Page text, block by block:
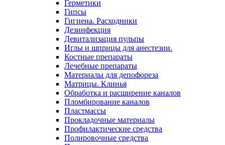
Герметики
Гипсы
Гигиена. Расходники
Дезинфекция
Девитализация пульпы
Иглы и шприцы для анестезии.
Костные препараты
Лечебные препараты
Материалы для депофореза
Матрицы. Клинья
Обработка и расширение каналов
Пломбирование каналов
Пластмассы
Прокладочные материалы
Профилактические средства
Полировочные средства